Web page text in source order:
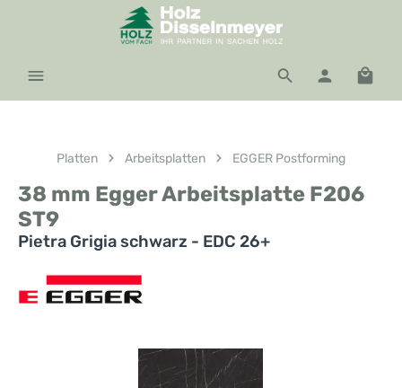
Zum Hauptinhalt springen
Platten Arbeitsplatten EGGER Postforming
38 mm Egger Arbeitsplatte F206
ST9
Pietra Grigia schwarz - EDC 26+
Bildergalerie überspringen